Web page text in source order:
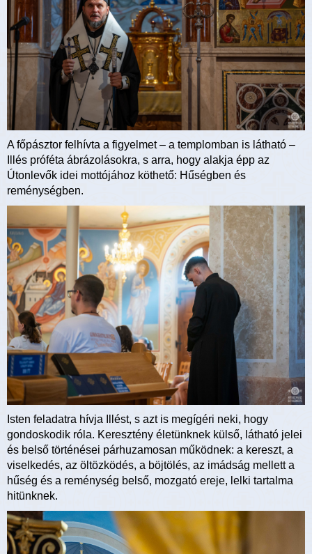
A főpásztor felhívta a figyelmet – a templomban is látható –
Illés próféta ábrázolásokra, s arra, hogy alakja épp az
Útonlevők idei mottójához köthető: Hűségben és
reménységben.
Isten feladatra hívja Illést, s azt is megígéri neki, hogy
gondoskodik róla. Keresztény életünknek külső, látható jelei
és belső történései párhuzamosan működnek: a kereszt, a
viselkedés, az öltözködés, a böjtölés, az imádság mellett a
hűség és a reménység belső, mozgató ereje, lelki tartalma
hitünknek.